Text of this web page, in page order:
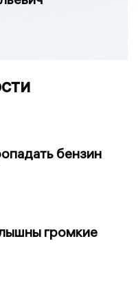
бензин
громкие